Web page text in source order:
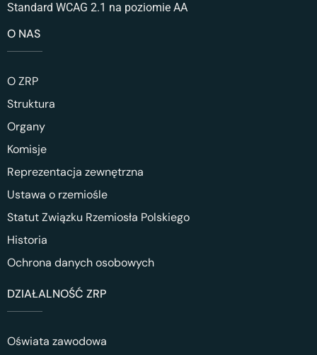
Standard WCAG 2.1 na poziomie AA
O NAS
O ZRP
Struktura
Organy
Komisje
Reprezentacja zewnętrzna
Ustawa o rzemiośle
Statut Związku Rzemiosła Polskiego
Historia
Ochrona danych osobowych
DZIAŁALNOŚĆ ZRP
Oświata zawodowa